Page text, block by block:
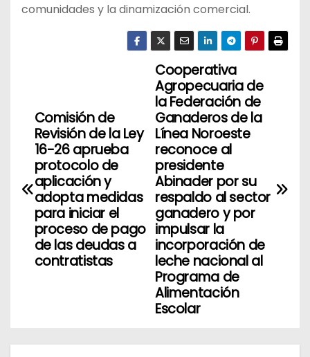
comunidades y la dinamización comercial.
g
n
Cooperativa
Agropecuaria de
la Federación de
Ganaderos de la
Línea Noroeste
reconoce al
presidente
Abinader por su
respaldo al sector
ganadero y por
impulsar la
incorporación de
leche nacional al
Programa de
Alimentación
Escolar
Comisión de
Revisión de la Ley
16-26 aprueba
protocolo de
aplicación y
adopta medidas
para iniciar el
proceso de pago
de las deudas a
contratistas